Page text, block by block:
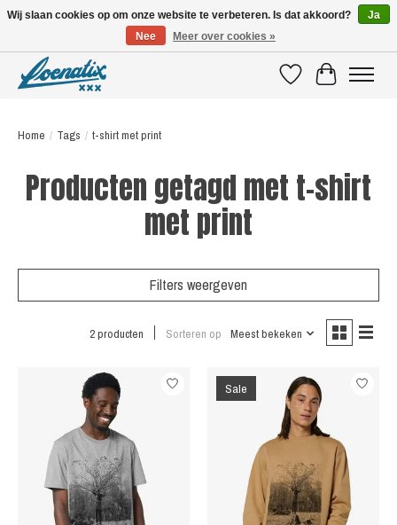
VerlanglijstWinkelwagen
Home / Tags / t-shirt met print
Producten getagd met t-shirt
met print
Filters weergeven
2 producten Sorteren op Meest bekeken
Sale
Wij slaan cookies op om onze website te verbeteren. Is dat akkoord?
Ja
Nee
Meer over cookies »